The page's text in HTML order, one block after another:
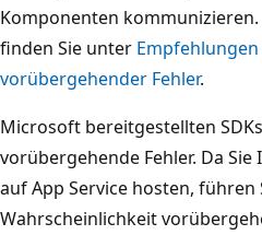
Komponenten
finden Sie unter
vorübergehender Fehler.
Microsoft bereitgestellten
vorübergehende Fehler. Da
auf App Service hosten, führen
Wahrscheinlichkeit